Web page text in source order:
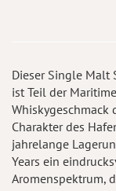
Dieser Single Malt
ist Teil der
Whiskygeschmack
Charakter des
jahrelange
Years ein
Aromenspektrum,